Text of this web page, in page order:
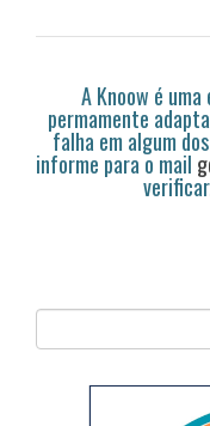
A Knoow é
permamente
falha em algum
informe para o mail